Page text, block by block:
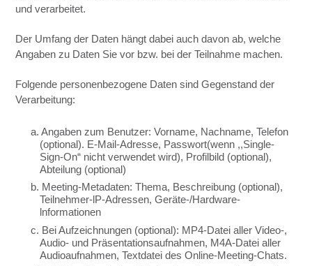
und verarbeitet.
Der Umfang der Daten hängt dabei auch davon ab, welche
Angaben zu Daten Sie vor bzw. bei der Teilnahme machen.
Folgende personenbezogene Daten sind Gegenstand der
Verarbeitung:
a. Angaben zum Benutzer: Vorname, Nachname, Telefon
(optional). E-Mail-Adresse, Passwort(wenn ,,Single-
Sign-On“ nicht verwendet wird), Profilbild (optional),
Abteilung (optional)
b. Meeting-Metadaten: Thema, Beschreibung (optional),
Teilnehmer-lP-Adressen, Geräte-/Hardware-
lnformationen
c. Bei Aufzeichnungen (optional): MP4-Datei aller Video-,
Audio- und Präsentationsaufnahmen, M4A-Datei aller
Audioaufnahmen, Textdatei des Online-Meeting-Chats.